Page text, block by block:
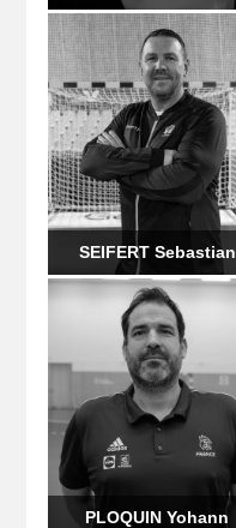
SEIFERT Sebastian
PLOQUIN Yohann